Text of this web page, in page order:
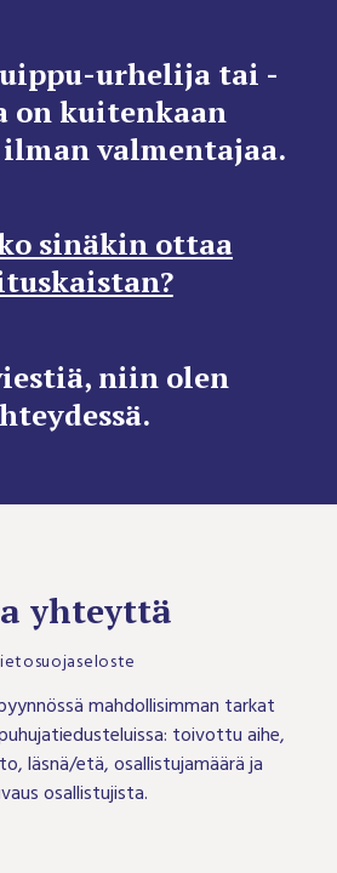
urhelija tai -
on kuitenkaan
valmentajaa.
sinäkin ottaa
niin olen
yhteyttä
mahdollisimman tarkat
toivottu aihe,
läsnä/etä, osallistujamäärä ja
osallistujista.